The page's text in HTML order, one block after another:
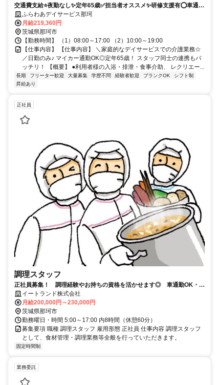
交通費支給⭐️夜勤なし✨定年65歳✅️担当者オススメ✨研修支援有⭕️車通勤
ＯＫふらわあデイサービス那珂
月給219,360円
茨城県那珂市
【勤務時間】 （1）08:00～17:00 （2）10:00～19:00
【仕事内容】 【仕事内容】 ＼家庭的なデイサービスでの介護業務☆
／日勤のみ♪ マイカー通勤OK◎定年65歳！ スタッフ同士の連携もバ
ッチリ！ 【概要】 ●利用者様の入浴・排泄・食事介助、 レクリエー...
長期 フリーター歓迎 大量募集 学歴不問 経験者歓迎 ブランクOK
シフト制
昇給あり
正社員
調理スタッフ
正社員募集！ 調理経験やお持ちの資格を活かせます◎ 車通勤OK・無
料駐車場あり
イートランド株式会社
月給200,000円～230,000円
茨城県那珂市
勤務曜日・時間 5:00～17:00 内8時間（休憩60分）
募集要項 職種 調理スタッフ 雇用形態 正社員 仕事内容 調理スタッフ
として、食材管理・調理業務等全般を行っていただきます。
固定時間制
業務委託